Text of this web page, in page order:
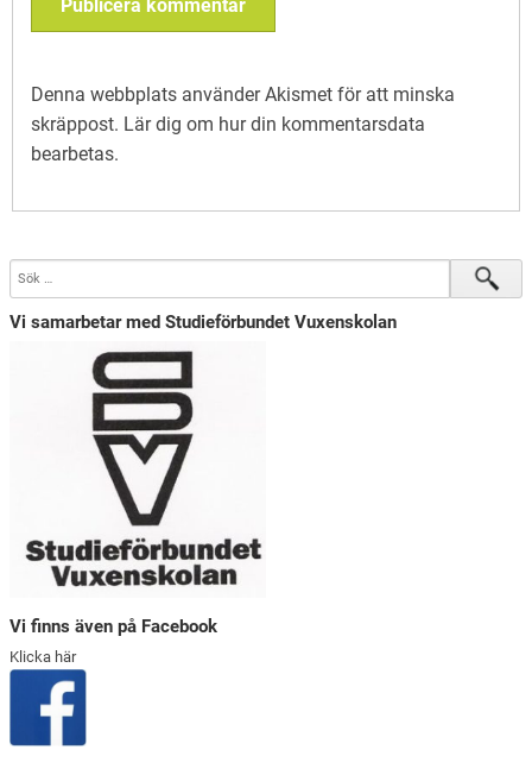
Denna webbplats använder Akismet för att minska
skräppost. Lär dig om hur din kommentarsdata
bearbetas.
Vi samarbetar med Studieförbundet Vuxenskolan
Vi finns även på Facebook
Klicka här